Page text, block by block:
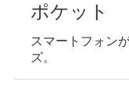
ポケット
スマートフォン
ズ。